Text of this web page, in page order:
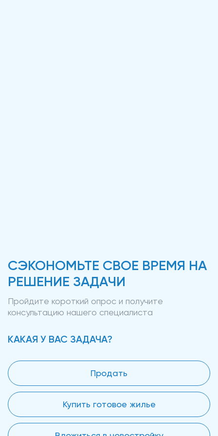
СЭКОНОМЬТЕ СВОЕ ВРЕМЯ НА
РЕШЕНИЕ ЗАДАЧИ
Пройдите короткий опрос и получите
консультацию нашего специалиста
КАКАЯ У ВАС ЗАДАЧА?
Продать
Купить готовое жилье